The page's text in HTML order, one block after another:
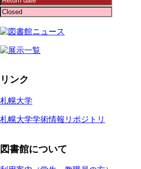
リンク
札幌大学
札幌大学学術情報リポジトリ
図書館について